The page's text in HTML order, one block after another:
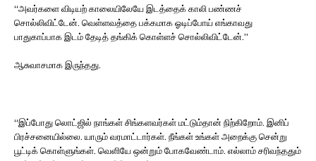
“அவர்களை விடியற் காலையிலேயே இடத்தைக் காலி பண்ணச்
சொல்லிவிட்டேன். வெள்ளவத்தை பக்கமாக ஓடிப்போய் எங்காவது
பாதுகாப்பாக இடம் தேடித் தங்கிக் கொள்ளச் சொல்லிவிட்டேன்.”
ஆசுவாசமாக இருந்தது.
“இப்போது லொட்ஜில் நாங்கள் சிங்களவர்கள் மட்டும்தான் நிற்கிறோம். இனிப்
பிரச்சனையில்லை. யாரும் வரமாட்டார்கள். நீங்கள் உங்கள் அறைக்கு சென்று
பூட்டிக் கொள்ளுங்கள். வெளியே ஒன்றும் போகவேண்டாம். எல்லாம் சரிவந்ததும்